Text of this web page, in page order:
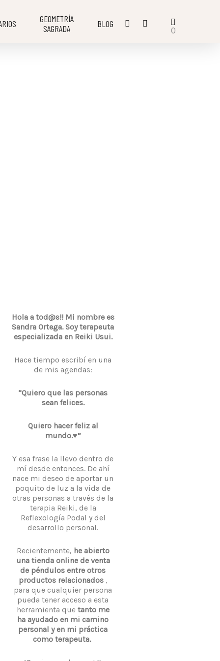
GEOMETRÍA
SAGRADA
BLOG
0
Hola a tod@s!! Mi nombre es
Sandra Ortega. Soy terapeuta
especializada en Reiki Usui.
Hace tiempo escribí en una
de mis agendas:
“Quiero que las personas
sean felices.
Quiero hacer feliz al
mundo.♥”
Y esa frase la llevo dentro de
mí desde entonces. De ahí
nace mi deseo de aportar un
poquito de luz a la vida de
otras personas a través de la
terapia Reiki, de la
Reflexología Podal y del
desarrollo personal.
Recientemente, he abierto
una tienda online de venta
de péndulos entre otros
productos relacionados,
para que cualquier persona
pueda tener acceso a esta
herramienta que tanto me
ha ayudado en mi camino
personal y en mi práctica
como terapeuta.